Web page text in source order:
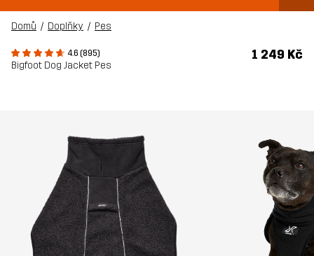
Domů Doplňky Pes
4.6 (895)
Bigfoot Dog Jacket Pes
1 249 Kč